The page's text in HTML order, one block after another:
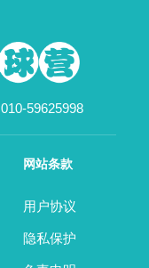
010-59625998
网站条款
用户协议
隐私保护